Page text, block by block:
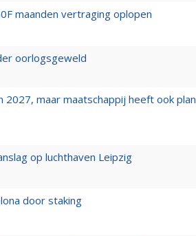
maanden vertraging oplopen
oorlogsgeweld
maar maatschappij heeft ook plan
op luchthaven Leipzig
door staking